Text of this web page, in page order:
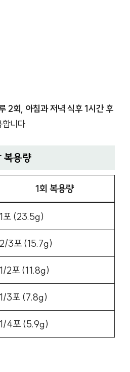
2회, 아침과 저녁 식후 1시간 후
니다.
복용량
1회 복용량
1포 (23.5g)
2/3포 (15.7g)
1/2포 (11.8g)
1/3포 (7.8g)
1/4포 (5.9g)